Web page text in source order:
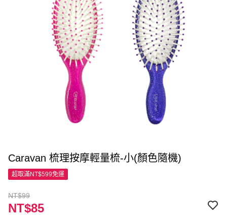
Caravan 梳理按摩輕量梳-小(顏色隨機)
超取滿NT$599免運
NT$99
NT$85